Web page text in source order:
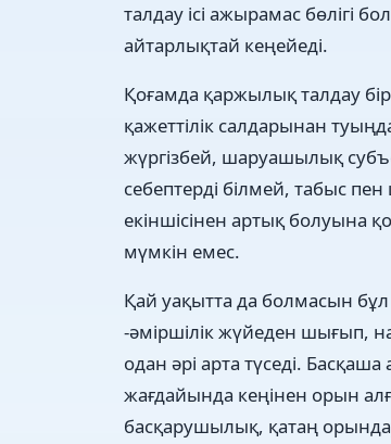
талдау ісі ажырамас бөлігі
айтарлықтай кеңейеді.
Қоғамда қаржылық талдау
қажеттілік салдарынан
жүргізбей, шаруашылық
себептерді білмей, табыс
екіншісінен артық болуына
мүмкін емес.
Қай уақытта да болмасын
-әміршілік жүйеден шығып,
одан әрі арта түседі.
жағдайында кеңінен орын
басқарушылық, қатаң